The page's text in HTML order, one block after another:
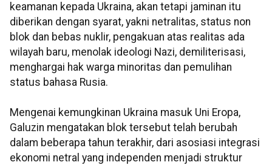
keamanan kepada Ukraina, akan tetapi jaminan itu
diberikan dengan syarat, yakni netralitas, status non
blok dan bebas nuklir, pengakuan atas realitas ada
wilayah baru, menolak ideologi Nazi, demiliterisasi,
menghargai hak warga minoritas dan pemulihan
status bahasa Rusia.
Mengenai kemungkinan Ukraina masuk Uni Eropa,
Galuzin mengatakan blok tersebut telah berubah
dalam beberapa tahun terakhir, dari asosiasi integrasi
ekonomi netral yang independen menjadi struktur